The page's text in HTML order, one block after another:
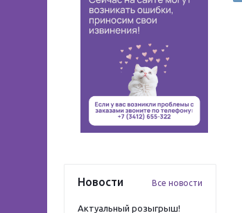
Новости Все новости
Актуальный розыгрыш!